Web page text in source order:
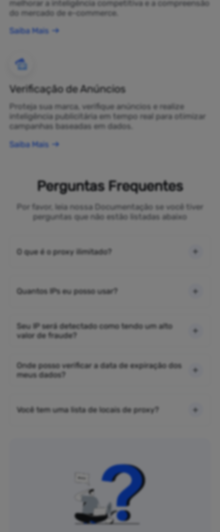
melhorar a inteligência competitiva e a compreensão
do mercado de e-commerce.
Saiba Mais
Verificação de Anúncios
Proteja sua marca, verifique anúncios e realize
inteligência publicitária em tempo real para otimizar
campanhas baseadas em dados.
Saiba Mais
Perguntas Frequentes
Por favor, leia nossa Documentação se você tiver
perguntas que não estão listadas abaixo
O que é o proxy ilimitado?
Quantos IPs eu posso usar?
Seu IP será detectado como tendo um alto
valor de fraude?
Onde posso verificar a data de expiração dos
meus dados?
Você tem uma lista de locais de proxy?